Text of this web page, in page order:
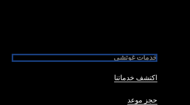
خدمات غوتشي
اكتشف خدماتنا
حجز موعد